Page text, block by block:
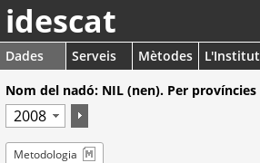
idescat
Dades Serveis Mètodes
L'Institut
Nom del nadó: NIL (nen). Per províncies
Metodologia